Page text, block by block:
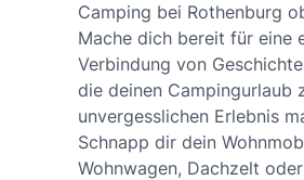
Camping bei Rothenburg
Mache dich bereit für eine
Verbindung von
die deinen Campingurlaub
unvergesslichen Erlebnis
Schnapp dir dein
Wohnwagen, Dachzelt